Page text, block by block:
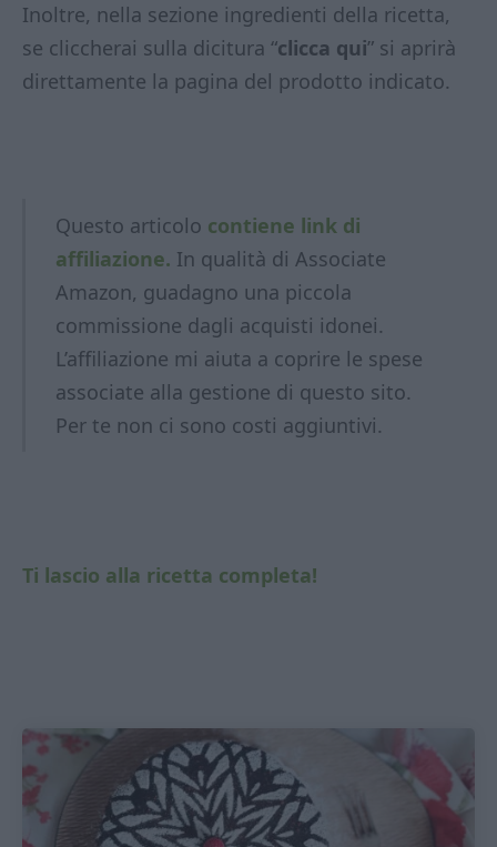
Inoltre, nella sezione ingredienti della ricetta,
se cliccherai sulla dicitura “clicca qui” si aprirà
direttamente la pagina del prodotto indicato.
Questo articolo contiene link di
affiliazione. In qualità di Associate
Amazon, guadagno una piccola
commissione dagli acquisti idonei.
L’affiliazione mi aiuta a coprire le spese
associate alla gestione di questo sito.
Per te non ci sono costi aggiuntivi.
Ti lascio alla ricetta completa!